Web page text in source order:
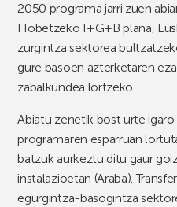
2050 programa jarri zuen
Hobetzeko I+G+B plana,
zurgintza sektorea
gure basoen azterketaren
zabalkundea lortzeko.
Abiatu zenetik bost urte
programaren esparruan
batzuk aurkeztu ditu gaur
instalazioetan (Araba).
egurgintza-basogintza